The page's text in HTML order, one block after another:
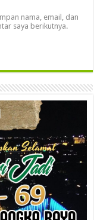
nama, email, dan
saya berikutnya.